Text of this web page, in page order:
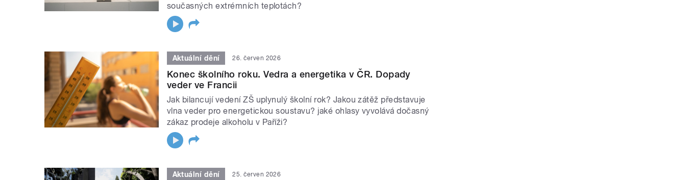
současných extrémních teplotách?
Aktuální dění 26. červen 2026
Konec školního roku. Vedra a energetika v ČR. Dopady
veder ve Francii
Jak bilancují vedení ZŠ uplynulý školní rok? Jakou zátěž představuje
vlna veder pro energetickou soustavu? jaké ohlasy vyvolává dočasný
zákaz prodeje alkoholu v Paříži?
Aktuální dění 25. červen 2026